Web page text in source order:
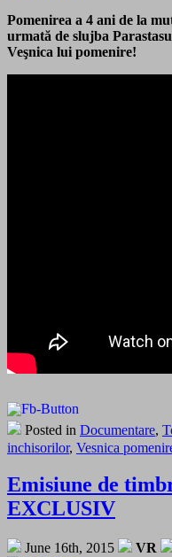
Pomenirea a 4 ani de la
urmată de slujba
Veşnica lui pomenire!
Posted in Documentare,
inchisorilor, Vesnica
Emisiune de
EXCLUSIV
June 16th, 2015 VR